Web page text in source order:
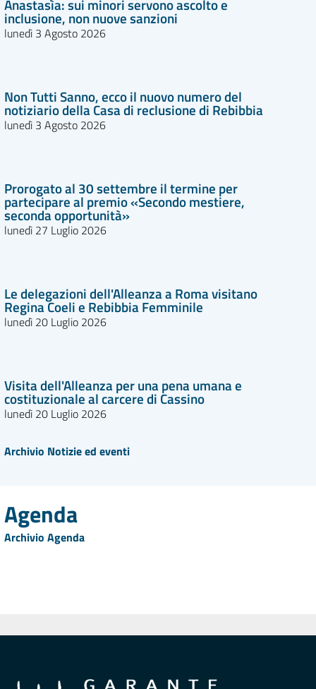
Anastasìa: sui minori servono ascolto e
inclusione, non nuove sanzioni
lunedì 3 Agosto 2026
Non Tutti Sanno, ecco il nuovo numero del
notiziario della Casa di reclusione di Rebibbia
lunedì 3 Agosto 2026
Prorogato al 30 settembre il termine per
partecipare al premio «Secondo mestiere,
seconda opportunità»
lunedì 27 Luglio 2026
Le delegazioni dell'Alleanza a Roma visitano
Regina Coeli e Rebibbia Femminile
lunedì 20 Luglio 2026
Visita dell'Alleanza per una pena umana e
costituzionale al carcere di Cassino
lunedì 20 Luglio 2026
Archivio Notizie ed eventi
Agenda
Archivio Agenda